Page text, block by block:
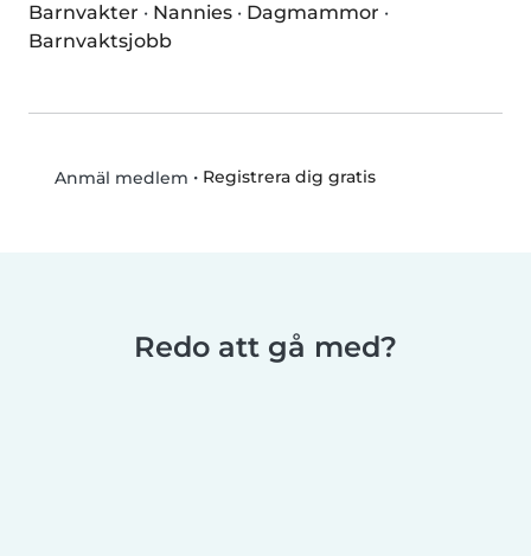
Barnvakter · Nannies · Dagmammor ·
Barnvaktsjobb
Anmäl medlem • Registrera dig gratis
Redo att gå med?